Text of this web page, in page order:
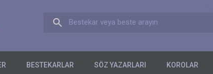
Bestekar veya beste arayın
BESTEKARLAR SÖZ YAZARLARI KOROLAR